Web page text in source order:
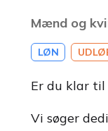
Mænd og
LØN
Er du klar
Vi søger